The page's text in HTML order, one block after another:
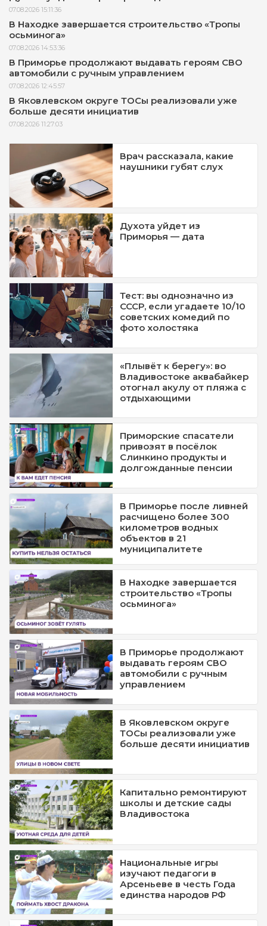
07.08.2026 15:11:36
В Находке завершается строительство «Тропы
осьминога»
07.08.2026 14:53:36
В Приморье продолжают выдавать героям СВО
автомобили с ручным управлением
07.08.2026 12:45:57
В Яковлевском округе ТОСы реализовали уже
больше десяти инициатив
07.08.2026 11:27:03
Врач рассказала, какие
наушники губят слух
Духота уйдет из
Приморья — дата
Тест: вы однозначно из
СССР, если угадаете 10/10
советских комедий по
фото холостяка
«Плывёт к берегу»: во
Владивостоке аквабайкер
отогнал акулу от пляжа с
отдыхающими
Приморские спасатели
привозят в посёлок
Слинкино продукты и
долгожданные пенсии
В Приморье после ливней
расчищено более 300
километров водных
объектов в 21
муниципалитете
В Находке завершается
строительство «Тропы
осьминога»
В Приморье продолжают
выдавать героям СВО
автомобили с ручным
управлением
В Яковлевском округе
ТОСы реализовали уже
больше десяти инициатив
Капитально ремонтируют
школы и детские сады
Владивостока
Национальные игры
изучают педагоги в
Арсеньеве в честь Года
единства народов РФ